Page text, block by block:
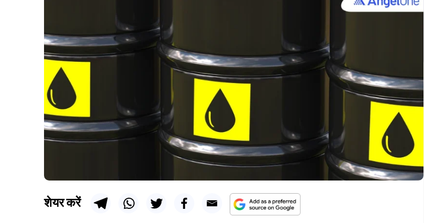
शेयर करें